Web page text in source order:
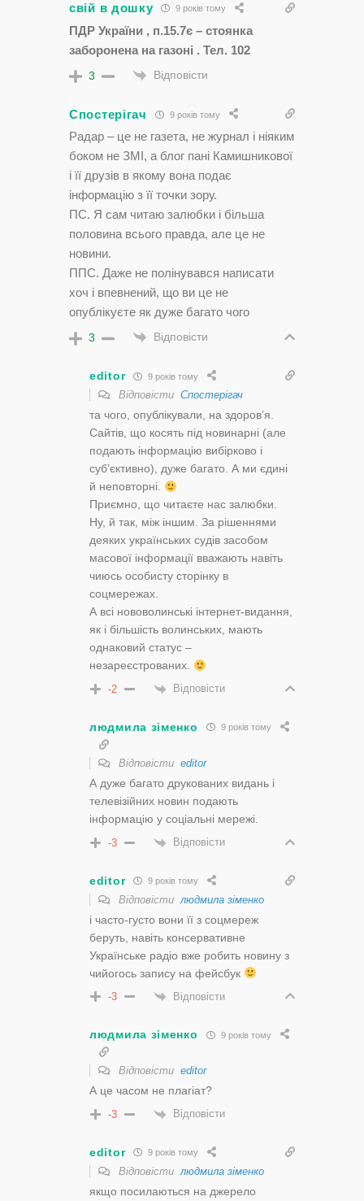
свій в дошку 9 років тому
ПДР України , п.15.7є – стоянка
заборонена на газоні . Тел. 102
3 Відповісти
Спостерігач 9 років тому
Радар – це не газета, не журнал і ніяким
боком не ЗМІ, а блог пані Камишникової
і її друзів в якому вона подає
інформацію з її точки зору.
ПС. Я сам читаю залюбки і більша
половина всього правда, але це не
новини.
ППС. Даже не полінувався написати
хоч і впевнений, що ви це не
опублікуєте як дуже багато чого
3 Відповісти
editor 9 років тому
Відповісти Спостерігач
та чого, опублікували, на здоров’я.
Сайтів, що косять під новинарні (але
подають інформацію вибірково і
суб’єктивно), дуже багато. А ми єдині
й неповторні.
Приємно, що читаєте нас залюбки.
Ну, й так, між іншим. За рішеннями
деяких українських судів засобом
масової інформації вважають навіть
чиюсь особисту сторінку в
соцмережах.
А всі нововолинські інтернет-видання,
як і більшість волинських, мають
однаковий статус –
незареєстрованих.
-2 Відповісти
людмила зіменко 9 років тому
Відповісти editor
А дуже багато друкованих видань і
телевізійних новин подають
інформацію у соціальні мережі.
-3 Відповісти
editor 9 років тому
Відповісти людмила зіменко
і часто-густо вони її з соцмереж
беруть, навіть консервативне
Українське радіо вже робить новину з
чийогось запису на фейсбук
-3 Відповісти
людмила зіменко 9 років тому
Відповісти editor
А це часом не плагіат?
-3 Відповісти
editor 9 років тому
Відповісти людмила зіменко
якщо посилаються на джерело